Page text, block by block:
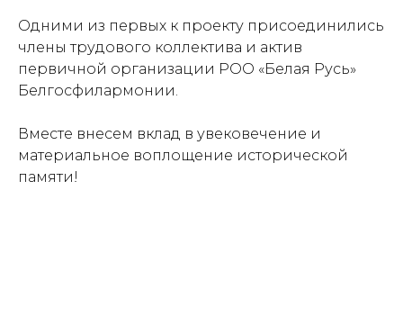
Одними из первых к проекту присоединились
члены трудового коллектива и актив
первичной организации РОО «Белая Русь»
Белгосфилармонии.
Вместе внесем вклад в увековечение и
материальное воплощение исторической
памяти!